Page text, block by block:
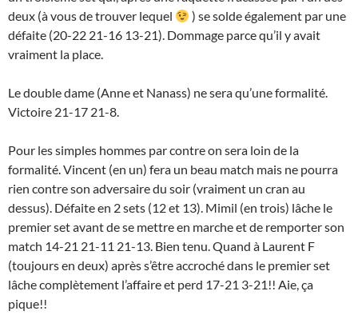
deux (à vous de trouver lequel
) se solde également par une
défaite (20-22 21-16 13-21). Dommage parce qu’il y avait
vraiment la place.
Le double dame (Anne et Nanass) ne sera qu’une formalité.
Victoire 21-17 21-8.
Pour les simples hommes par contre on sera loin de la
formalité. Vincent (en un) fera un beau match mais ne pourra
rien contre son adversaire du soir (vraiment un cran au
dessus). Défaite en 2 sets (12 et 13). Mimil (en trois) lâche le
premier set avant de se mettre en marche et de remporter son
match 14-21 21-11 21-13. Bien tenu. Quand à Laurent F
(toujours en deux) après s’être accroché dans le premier set
lâche complètement l’affaire et perd 17-21 3-21!! Aie, ça
pique!!